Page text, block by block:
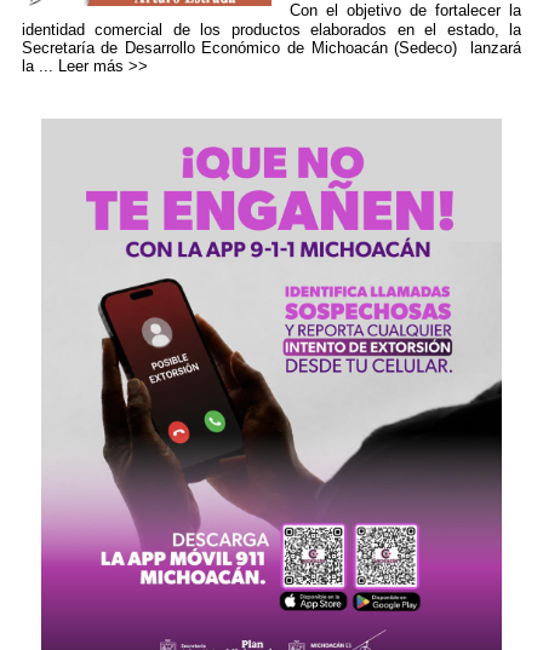
Con el objetivo de fortalecer la
identidad comercial de los productos elaborados en el estado, la
Secretaría de Desarrollo Económico de Michoacán (Sedeco) lanzará
la ... Leer más >>